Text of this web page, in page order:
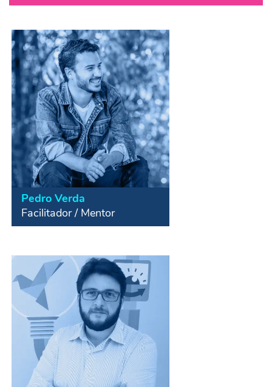
Cofundador da Verda e da Motirô.
colaborativo e aprendizagem através
da resolução de problemáticas
sociais. Foi Diretor Educacional do
Porto Social, além de Speaker do
TEDx.
Pedro Verda
Facilitador / Mentor